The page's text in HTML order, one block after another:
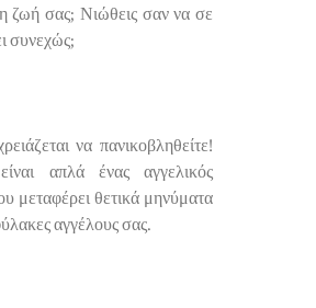
ζωή σας; Νιώθεις σαν να σε
συνεχώς;
να πανικοβληθείτε!
απλά ένας αγγελικός
μεταφέρει θετικά μηνύματα
αγγέλους σας.